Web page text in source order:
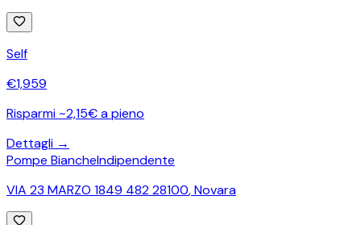
Self
€1,959
Risparmi ~2,15€ a pieno
Dettagli →
Pompe BiancheIndipendente
VIA 23 MARZO 1849 482 28100,Novara